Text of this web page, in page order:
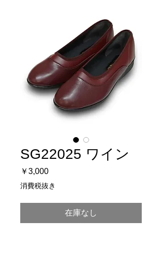
SG22025 ワイン
￥3,000価
格
消費税抜き
在庫なし